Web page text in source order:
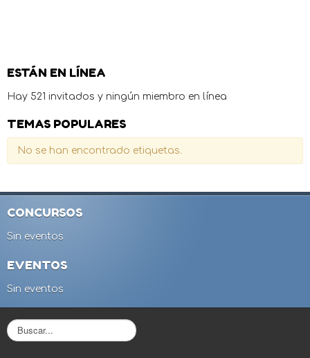
ESTÁN EN LÍNEA
Hay 521 invitados y ningún miembro en línea
TEMAS POPULARES
No se han encontrado etiquetas.
CONCURSOS
Sin eventos
EVENTOS
Sin eventos
B
u